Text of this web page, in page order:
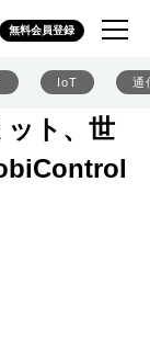
無料会員登録
IoT 通
ト、世